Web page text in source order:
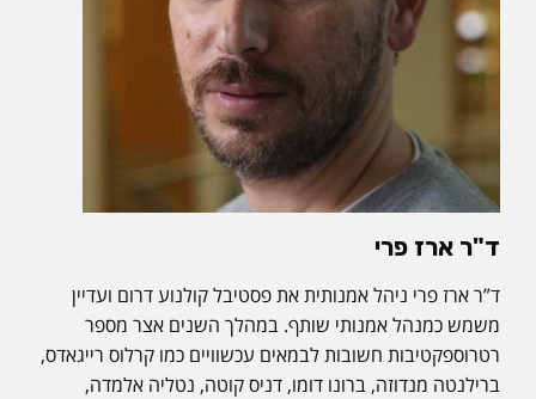
ד"ר ארז פרי
ד”ר ארז פרי ניהל אמנותית את פסטיבל קולנוע דרום ועדיין
משמש כמנהל אמנותי שותף. במהלך השנים אצר מספר
רטרוספקטיבות חשובות לבמאים עכשוויים כמו קרלוס רייגאדס,
ברילנטה מנדוזה, ברונו דומו, דניס קוטה, נטליה אלמדה,